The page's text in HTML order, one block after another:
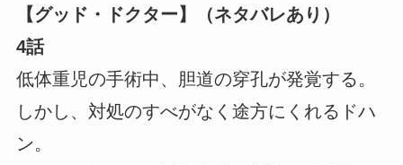
【グッド・ドクター】（ネタバレあり）
4話
低体重児の手術中、胆道の穿孔が発覚する。
しかし、対処のすべがなく途方にくれるドハ
ン。